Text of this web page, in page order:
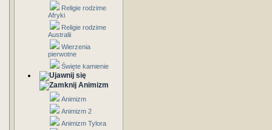
Religie rodzime
Afryki
Religie rodzime
Australii
Wierzenia
pierwotne
Święte kamienie
Animizm
Animizm
Animizm 2
Animizm Tylora